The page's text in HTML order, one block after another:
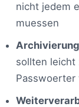
nicht jedem
muessen
Archivierung
sollten leicht
Passwoerter